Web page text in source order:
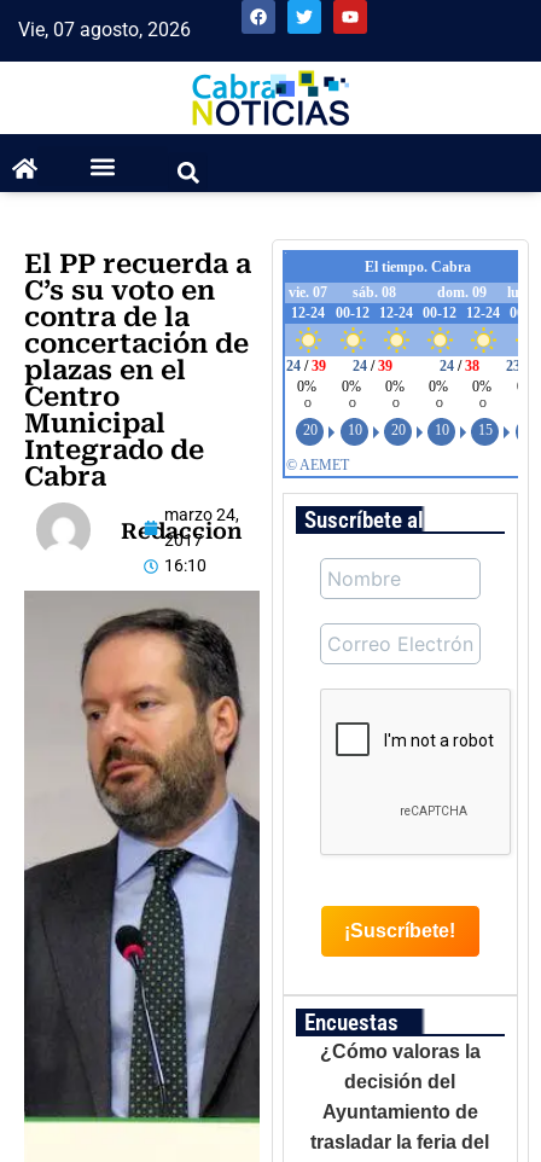
Vie, 07 agosto, 2026
El PP recuerda a
C’s su voto en
contra de la
concertación de
plazas en el
Centro
Municipal
Integrado de
Cabra
Redaccion
marzo 24,
2017
16:10
Suscríbete al boletín
Encuestas
¿Cómo valoras la
decisión del
Ayuntamiento de
trasladar la feria del